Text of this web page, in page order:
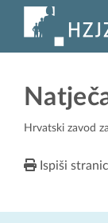
Hrvatski zavod
Ispiši